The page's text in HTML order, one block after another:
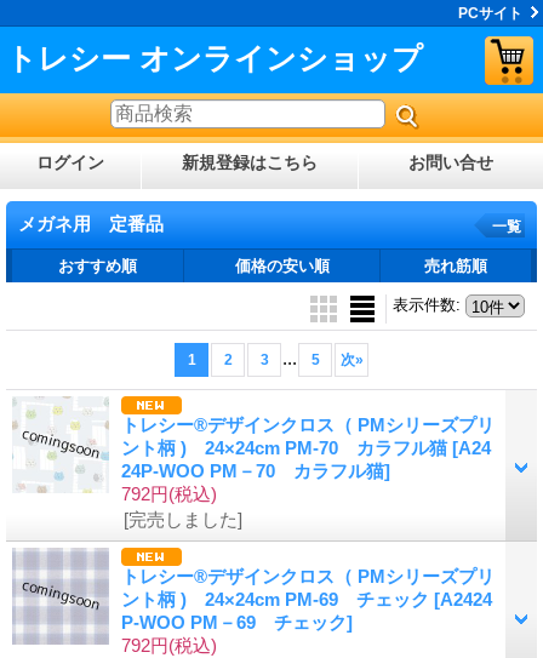
PCサイト
トレシー オンラインショップ
ログイン 新規登録はこちら お問い合せ
メガネ用 定番品 一覧
おすすめ順 価格の安い順 売れ筋順
表示件数:
1 2 3 ... 5 次»
トレシー®デザインクロス（ PMシリーズプリ
ント柄 ) 24×24cm PM-70 カラフル猫[A24
24P-WOO PM－70 カラフル猫]
792円(税込)
[完売しました]
トレシー®デザインクロス（ PMシリーズプリ
ント柄 ) 24×24cm PM-69 チェック [A2424
P-WOO PM－69 チェック]
792円(税込)